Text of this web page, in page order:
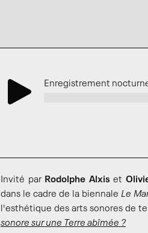
Enregistrement
Invité par Rodolphe Alxis et
dans le cadre de la biennaleLe
l'esthétique des arts sonores de
sonore sur une Terre abîmée ?